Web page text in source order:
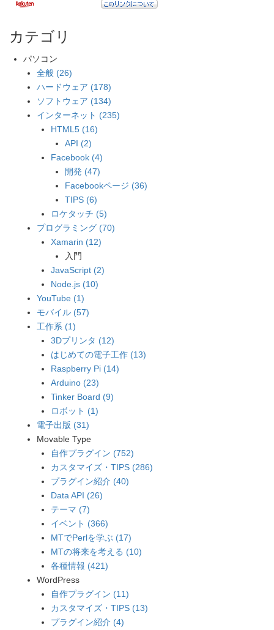
カテゴリ
パソコン
全般 (26)
ハードウェア (178)
ソフトウェア (134)
インターネット (235)
HTML5 (16)
API (2)
Facebook (4)
開発 (47)
Facebookページ (36)
TIPS (6)
ロケタッチ (5)
プログラミング (70)
Xamarin (12)
入門
JavaScript (2)
Node.js (10)
YouTube (1)
モバイル (57)
工作系 (1)
3Dプリンタ (12)
はじめての電子工作 (13)
Raspberry Pi (14)
Arduino (23)
Tinker Board (9)
ロボット (1)
電子出版 (31)
Movable Type
自作プラグイン (752)
カスタマイズ・TIPS (286)
プラグイン紹介 (40)
Data API (26)
テーマ (7)
イベント (366)
MTでPerlを学ぶ (17)
MTの将来を考える (10)
各種情報 (421)
WordPress
自作プラグイン (11)
カスタマイズ・TIPS (13)
プラグイン紹介 (4)